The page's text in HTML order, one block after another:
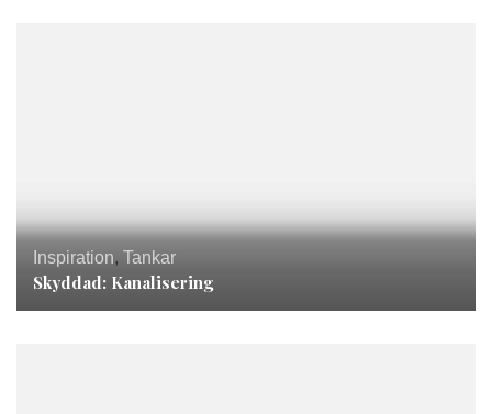
Inspiration, Tankar
Skyddad: Kanalisering